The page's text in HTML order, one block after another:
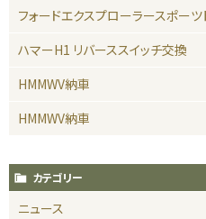
フォードエクスプローラースポー
ハマーH1 リバーススイッチ交換
HMMWV納車
HMMWV納車
カテゴリー
ニュース